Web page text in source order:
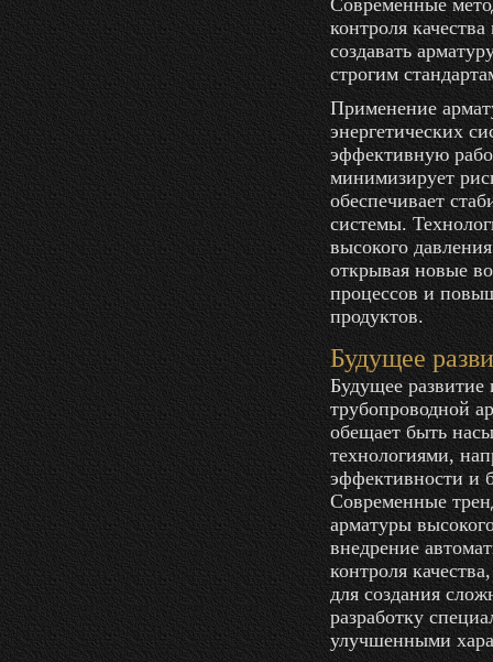
Современные
контроля
создавать
строгим
Применение
энергетических
эффективную
минимизирует
обеспечивает
системы.
высокого
открывая новые
процессов и
продуктов.
Будущее
Будущее развитие
трубопроводной
обещает быть
технологиями,
эффективности и
Современные
арматуры
внедрение
контроля
для создания
разработку
улучшенными